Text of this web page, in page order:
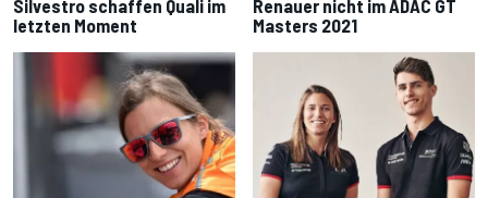
Silvestro schaffen Quali im
letzten Moment
Renauer nicht im ADAC GT
Masters 2021